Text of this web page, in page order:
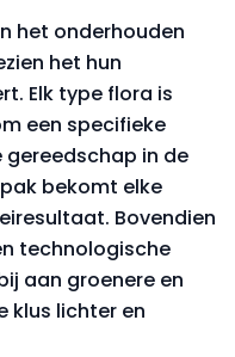
het onderhouden
het hun
Elk type flora is
een specifieke
in de
bekomt elke
Bovendien
technologische
aan groenere en
klus lichter en